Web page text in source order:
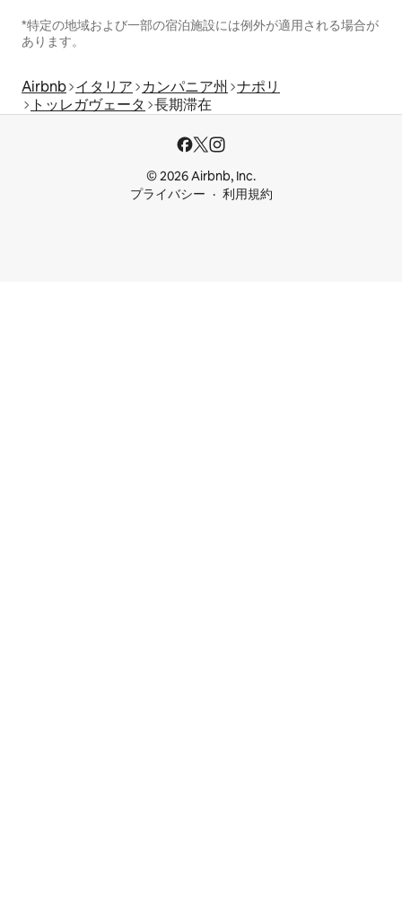
*特定の地域および一部の宿泊施設には例外が適用される場合が
あります。
Airbnb イタリア カンパニア州
ナポリ
トッレガヴェータ 長期滞在
© 2026 Airbnb, Inc.
プライバシー
利用規約